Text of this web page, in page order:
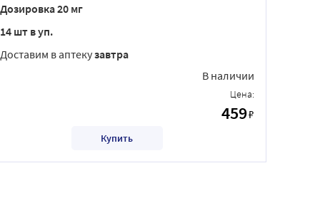
Дозировка 20 мг
14 шт в уп.
Доставим в аптекузавтра
В наличии
Цена:
459₽
Купить